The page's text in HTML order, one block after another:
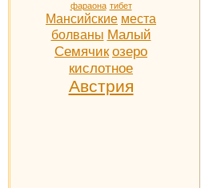
фараона тибет
Мансийские места
болваны Малый
Семячик озеро
кислотное
Австрия